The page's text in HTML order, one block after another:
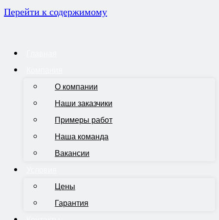
Перейти к содержимому
О компании
Наши заказчики
Примеры работ
Наша команда
Вакансии
Цены
Гарантия